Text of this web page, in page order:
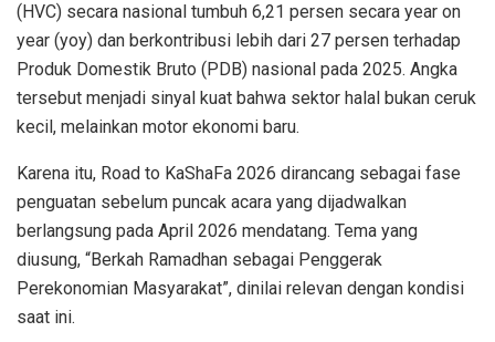
(HVC) secara nasional tumbuh 6,21 persen secara year on
year (yoy) dan berkontribusi lebih dari 27 persen terhadap
Produk Domestik Bruto (PDB) nasional pada 2025. Angka
tersebut menjadi sinyal kuat bahwa sektor halal bukan ceruk
kecil, melainkan motor ekonomi baru.
Karena itu, Road to KaShaFa 2026 dirancang sebagai fase
penguatan sebelum puncak acara yang dijadwalkan
berlangsung pada April 2026 mendatang. Tema yang
diusung, “Berkah Ramadhan sebagai Penggerak
Perekonomian Masyarakat”, dinilai relevan dengan kondisi
saat ini.